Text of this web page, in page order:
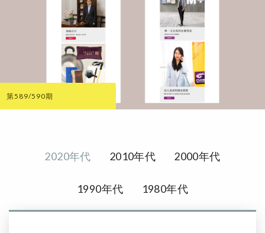
第589/590期
2020年代 2010年代 2000年代
1990年代 1980年代